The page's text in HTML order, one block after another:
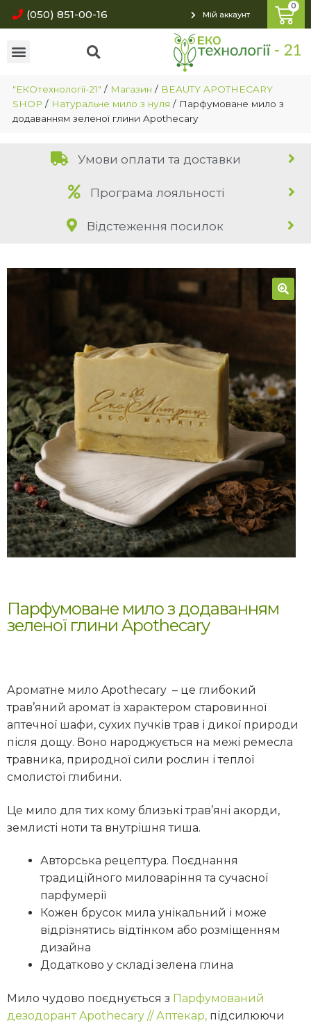
(050) 851-00-16 Мій аккаунт
"ЕКОтехнології-21" / Магазин / BEAUTY APOTHECARY
SHOP / Натуральне мило з нуля / Парфумоване мило з
додаванням зеленої глини Apothecary
Умови оплати та доставки
Програма лояльності
Відстеження посилок
🔍
Парфумоване мило з додаванням
зеленої глини Apothecary
Ароматне мило Apothecary – це глибокий
трав’яний аромат із характером старовинної
аптечної шафи, сухих пучків трав і дикої природи
після дощу. Воно народжується на межі ремесла
травника, природної сили рослин і теплої
смолистої глибини.
Це мило для тих кому близькі трав’яні акорди,
землисті ноти та внутрішня тиша.
Авторська рецептура. Поєднання
традиційного миловаріння та сучасної
парфумерії
Кожен брусок мила унікальний і може
відрізнятись відтінком або розміщенням
дизайна
Додатково у складі зелена глина
Мило чудово поєднується з Парфумований
дезодорант Apothecary // Аптекар, підсилюючи